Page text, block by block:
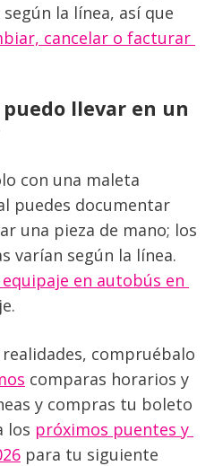
la línea, así que
cancelar o facturar
llevar en un
con una maleta
puedes documentar
una pieza de mano; los
varían según la línea.
en autobús en
compruébalo
comparas horarios y
y compras tu boleto
los próximos puentes y
para tu siguiente